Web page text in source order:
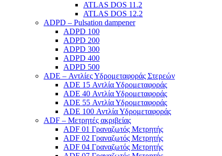
ATLAS DOS 11.2
ATLAS DOS 12.2
ADPD – Pulsation dampener
ADPD 100
ADPD 200
ADPD 300
ADPD 400
ADPD 500
ADE – Αντλίες Υδρομεταφοράς Στερεών
ADE 15 Αντλία Υδρομεταφοράς
ADE 40 Αντλία Υδρομεταφοράς
ADE 55 Αντλία Υδρομεταφοράς
ADE 100 Αντλία Υδρομεταφοράς
ADF – Μετρητές ακριβείας
ADF 01 Γραναζωτός Μετρητής
ADF 02 Γραναζωτός Μετρητής
ADF 04 Γραναζωτός Μετρητής